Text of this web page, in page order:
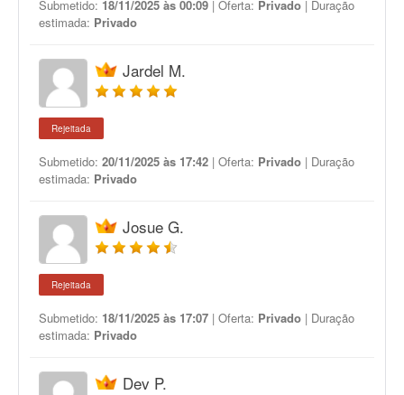
Submetido: 18/11/2025 às 00:09 | Oferta: Privado | Duração
estimada: Privado
Jardel M.
Rejeitada
Submetido: 20/11/2025 às 17:42 | Oferta: Privado | Duração
estimada: Privado
Josue G.
Rejeitada
Submetido: 18/11/2025 às 17:07 | Oferta: Privado | Duração
estimada: Privado
Dev P.